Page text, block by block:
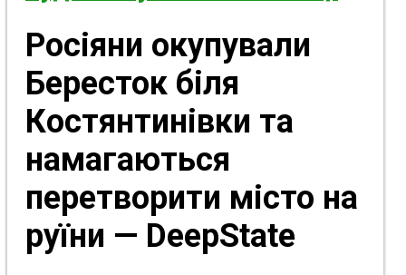
Росіяни окупували
Бересток біля
Костянтинівки та
намагаються
перетворити місто на
руїни — DeepState